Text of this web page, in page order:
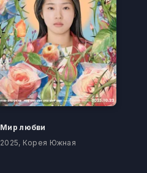
Мир любви
2025, Корея Южная